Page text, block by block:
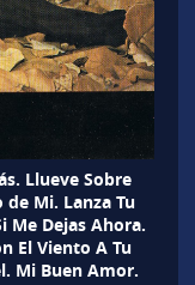
Llueve Sobre
de Mi. Lanza Tu
Me Dejas Ahora.
El Viento A Tu
Mi Buen Amor.